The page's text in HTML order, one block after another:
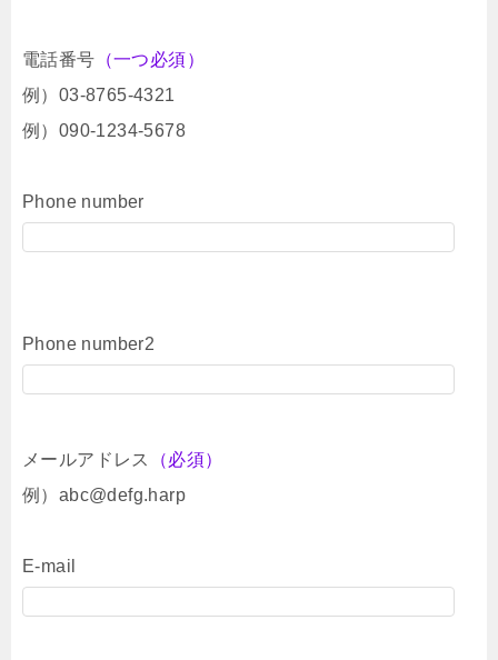
電話番号 （一つ必須）
例）03-8765-4321
例）090-1234-5678
Phone number
Phone number2
メールアドレス
（必須）
例）abc@defg.harp
E-mail